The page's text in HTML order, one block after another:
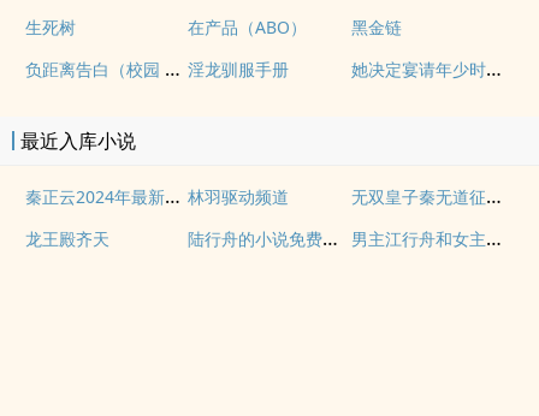
生死树 在产品（ABO） 黑金链
负距离告白（校园 h） 淫龙驯服手册 她决定宴请年少时的自己（1v1H）
最近入库小说
秦正云2024年最新消息 林羽驱动频道 无双皇子秦无道征战诸天全集下载
龙王殿齐天 陆行舟的小说免费阅读 男主江行舟和女主陆云娆的小说